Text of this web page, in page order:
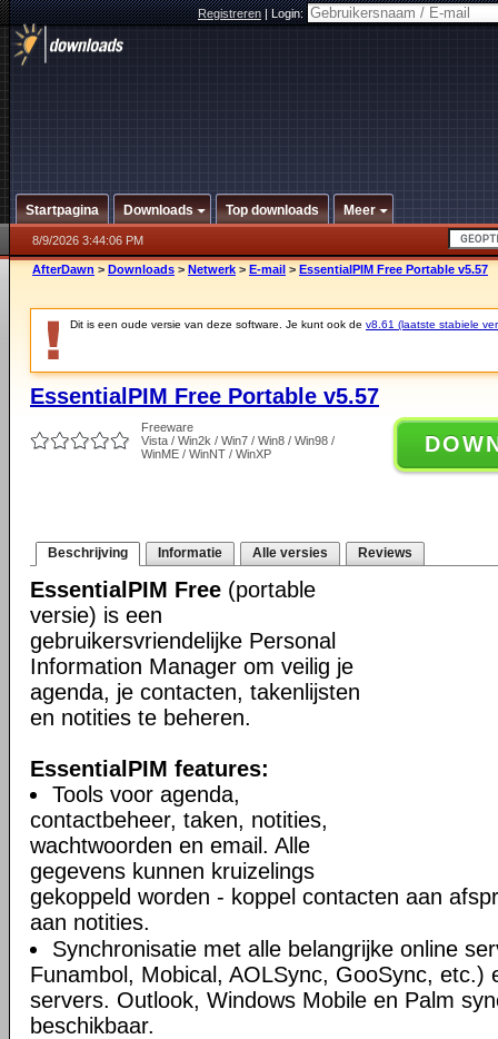
Registreren|Login:
Startpagina Downloads Top downloads Meer
8/9/2026 3:44:06 PM
AfterDawn > Downloads > Netwerk > E-mail > EssentialPIM Free Portable v5.57
Dit is een oude versie van deze software. Je kunt ook de v8.61 (laatste stabiele
EssentialPIM Free Portable v5.57
Freeware
Vista / Win2k / Win7 / Win8 / Win98 /
WinME / WinNT / WinXP
Beschrijving Informatie Alle versies Reviews
EssentialPIM Free (portable
versie) is een
gebruikersvriendelijke Personal
Information Manager om veilig je
agenda, je contacten, takenlijsten
en notities te beheren.
EssentialPIM features:
Tools voor agenda,
contactbeheer, taken, notities,
wachtwoorden en email. Alle
gegevens kunnen kruizelings
gekoppeld worden - koppel contacten aan
aan notities.
Synchronisatie met alle belangrijke online
Funambol, Mobical, AOLSync, GooSync, etc.)
servers. Outlook, Windows Mobile en Palm
beschikbaar.